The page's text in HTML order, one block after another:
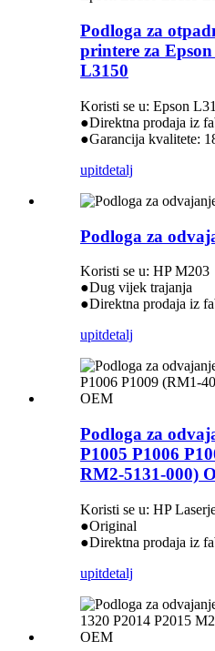
Podloga za
printere za
L3150
Koristi se u: Epson
●Direktna prodaja iz
●Garancija kvalitete:
upitdetalj
Podloga za
Koristi se u: HP M203
●Dug vijek trajanja
●Direktna prodaja iz
upitdetalj
Podloga za
P1005 P1006
RM2-5131-000)
Koristi se u: HP
●Original
●Direktna prodaja iz
upitdetalj